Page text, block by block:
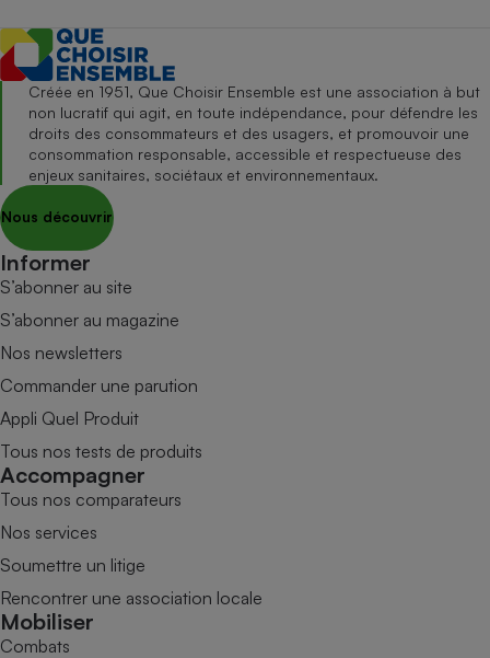
Créée en 1951, Que Choisir Ensemble est une association à but
non lucratif qui agit, en toute indépendance, pour défendre les
droits des consommateurs et des usagers, et promouvoir une
consommation responsable, accessible et respectueuse des
enjeux sanitaires, sociétaux et environnementaux.
Nous découvrir
Informer
S’abonner au site
S’abonner au magazine
Nos newsletters
Commander une parution
Appli Quel Produit
Tous nos tests de produits
Accompagner
Tous nos comparateurs
Nos services
Soumettre un litige
Rencontrer une association locale
Mobiliser
Combats